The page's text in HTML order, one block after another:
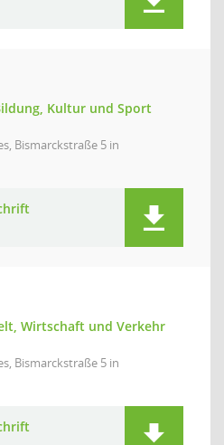
Kultur und Sport
Bismarckstraße 5 in
Wirtschaft und Verkehr
Bismarckstraße 5 in